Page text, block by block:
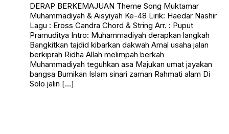
DERAP BERKEMAJUAN Theme Song Muktamar
Muhammadiyah & Aisyiyah Ke-48 Lirik: Haedar Nashir
Lagu : Eross Candra Chord & String Arr. : Puput
Pramuditya Intro: Muhammadiyah derapkan langkah
Bangkitkan tajdid kibarkan dakwah Amal usaha jalan
berkiprah Ridha Allah melimpah berkah
Muhammadiyah teguhkan asa Majukan umat jayakan
bangsa Bumikan Islam sinari zaman Rahmati alam Di
Solo jalin […]